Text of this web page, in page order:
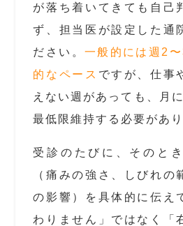
が落ち着いてきても自己
ず、担当医が設定した通
ださい。 一般的には週2
的なペース ですが、仕事
えない週があっても、月
最低限維持する必要があり
受診のたびに、そのと
（痛みの強さ、しびれの
の影響）を具体的に伝え
わりません」ではなく「